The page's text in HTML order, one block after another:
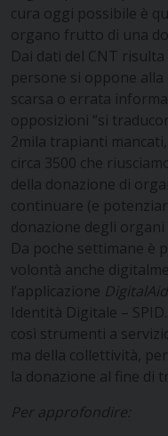
cura oggi possibile è
organo frutto di una
Dai dati del CNT
persone si oppone
scarsa o errata
opposizioni “si
2mila trapianti
circa 3500 che
della donazione di
continuare (e
donazione degli
Da poche settimane è
volontà anche
l’applicazione
Identità Digitale –
così strumenti a
ma della collettività,
la donazione al fine di
Per approfondire: